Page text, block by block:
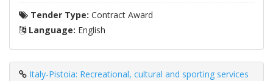
Tender Type: Contract Award
Language: English
Italy-Pistoia: Recreational, cultural and sporting services